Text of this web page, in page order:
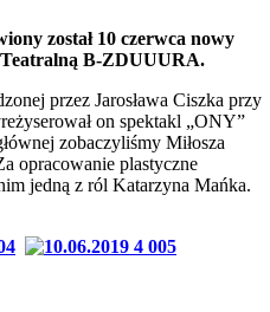
został 10 czerwca nowy
B-ZDUUURA.
przez Jarosława Ciszka przy
on spektakl „ONY”
zobaczyliśmy Miłosza
opracowanie plastyczne
jedną z ról Katarzyna Mańka.